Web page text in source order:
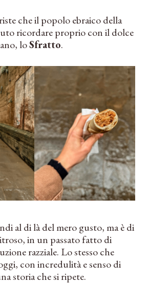
che il popolo ebraico della
ricordare proprio con il dolce
loSfratto.
al di là del mero gusto, ma è di
in un passato fatto di
razziale. Lo stesso che
con incredulità e senso di
storia che si ripete.